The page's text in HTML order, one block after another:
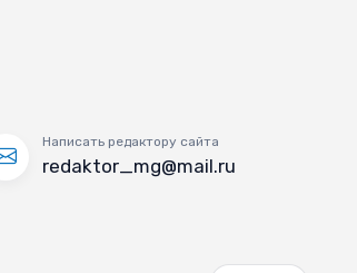
Написать редактору сайта
redaktor_mg@mail.ru